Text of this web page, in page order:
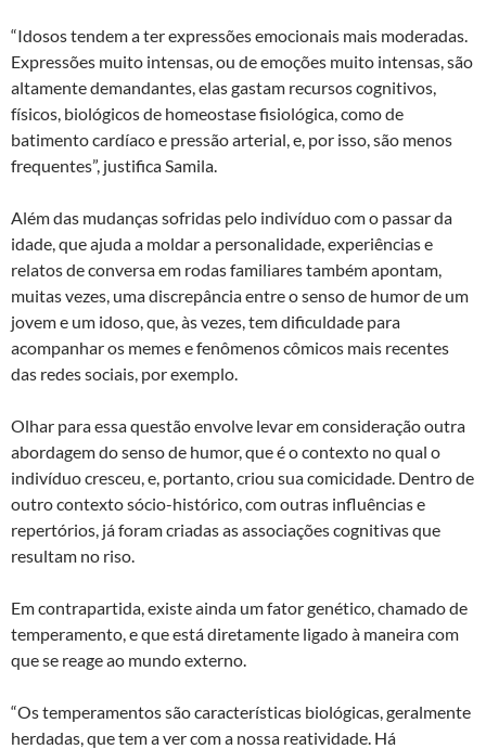
“Idosos tendem a ter expressões emocionais mais moderadas.
Expressões muito intensas, ou de emoções muito intensas, são
altamente demandantes, elas gastam recursos cognitivos,
físicos, biológicos de homeostase fisiológica, como de
batimento cardíaco e pressão arterial, e, por isso, são menos
frequentes”, justifica Samila.
Além das mudanças sofridas pelo indivíduo com o passar da
idade, que ajuda a moldar a personalidade, experiências e
relatos de conversa em rodas familiares também apontam,
muitas vezes, uma discrepância entre o senso de humor de um
jovem e um idoso, que, às vezes, tem dificuldade para
acompanhar os memes e fenômenos cômicos mais recentes
das redes sociais, por exemplo.
Olhar para essa questão envolve levar em consideração outra
abordagem do senso de humor, que é o contexto no qual o
indivíduo cresceu, e, portanto, criou sua comicidade. Dentro de
outro contexto sócio-histórico, com outras influências e
repertórios, já foram criadas as associações cognitivas que
resultam no riso.
Em contrapartida, existe ainda um fator genético, chamado de
temperamento, e que está diretamente ligado à maneira com
que se reage ao mundo externo.
“Os temperamentos são características biológicas, geralmente
herdadas, que tem a ver com a nossa reatividade. Há